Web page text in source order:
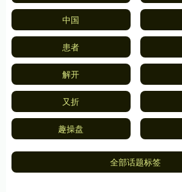
中国
患者
解开
又折
趣操盘
全部话题标签